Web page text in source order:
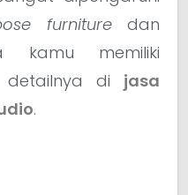
furnituredan
kamu memiliki
detailnya di jasa
.